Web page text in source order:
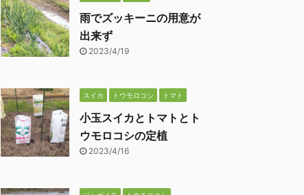
雨でズッキーニの用意が
出来ず
2023/4/19
スイカ トウモロコシ トマト
小玉スイカとトマトとト
ウモロコシの定植
2023/4/16